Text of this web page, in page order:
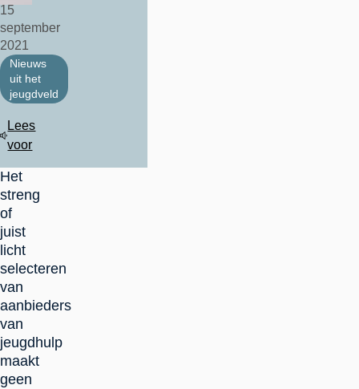
15
september
2021
Nieuws
uit het
jeugdveld
Lees
voor
Het
streng
of
juist
licht
selecteren
van
aanbieders
van
jeugdhulp
maakt
geen